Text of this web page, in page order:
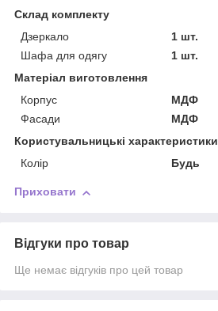
Склад комплекту
Дзеркало
1 шт.
Шафа для одягу
1 шт.
Матеріал виготовлення
Корпус
МДФ
Фасади
МДФ
Користувальницькі характеристики
Колір
Будь
Приховати
Відгуки про товар
Ще немає відгуків про цей товар